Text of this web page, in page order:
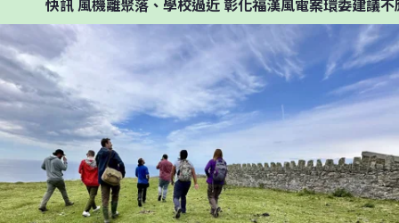
機離聚落、學校過近 彰化福漢風電案環委建議不應開發